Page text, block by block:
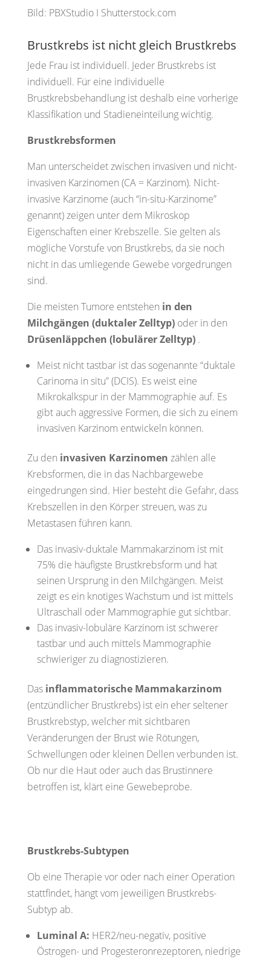
Bild: PBXStudio I Shutterstock.com
Brustkrebs ist nicht gleich Brustkrebs
Jede Frau ist individuell. Jeder Brustkrebs ist
individuell. Für eine individuelle
Brustkrebsbehandlung ist deshalb eine vorherige
Klassifikation und Stadieneinteilung wichtig.
Brustkrebsformen
Man unterscheidet zwischen invasiven und nicht-
invasiven Karzinomen (CA = Karzinom). Nicht-
invasive Karzinome (auch “in-situ-Karzinome”
genannt) zeigen unter dem Mikroskop
Eigenschaften einer Krebszelle. Sie gelten als
mögliche Vorstufe von Brustkrebs, da sie noch
nicht in das umliegende Gewebe vorgedrungen
sind.
Die meisten Tumore entstehen in den
Milchgängen (duktaler Zelltyp)oderin den
Drüsenläppchen (lobulärer Zelltyp).
Meist nicht tastbar ist das sogenannte “duktale
Carinoma in situ”(DCIS). Es weist eine
Mikrokalkspur in der Mammographie auf. Es
gibt auch aggressive Formen, die sich zu einem
invasiven Karzinom entwickeln können.
Zu den invasiven Karzinomen zählen alle
Krebsformen, die in das Nachbargewebe
eingedrungen sind. Hier besteht die Gefahr, dass
Krebszellen in den Körper streuen, was zu
Metastasen führen kann.
Das invasiv-duktale Mammakarzinom ist mit
75% die häufigste Brustkrebsform und hat
seinen Ursprung in den Milchgängen. Meist
zeigt es ein knotiges Wachstum und ist mittels
Ultraschall oder Mammographie gut sichtbar.
Dasinvasiv-lobuläre Karzinom ist schwerer
tastbar und auch mittels Mammographie
schwieriger zu diagnostizieren.
Das inflammatorische Mammakarzinom
(entzündlicher Brustkrebs) ist ein eher seltener
Brustkrebstyp, welcher mit sichtbaren
Veränderungen der Brust wie Rötungen,
Schwellungen oder kleinen Dellen verbunden ist.
Ob nur die Haut oder auch das Brustinnere
betroffen ist, klärt eine Gewebeprobe.
Brustkrebs-Subtypen
Ob eine Therapie vor oder nach einer Operation
stattfindet, hängt vom jeweiligen Brustkrebs-
Subtyp ab.
Luminal A: HER2/neu-negativ, positive
Östrogen- und Progesteronrezeptoren, niedrige